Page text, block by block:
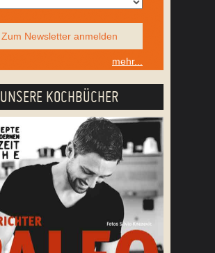
Zum Newsletter anmelden
mehr...
UNSERE KOCHBÜCHER